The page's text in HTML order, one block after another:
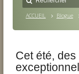
ACCUEIL Blogue
Cet été,